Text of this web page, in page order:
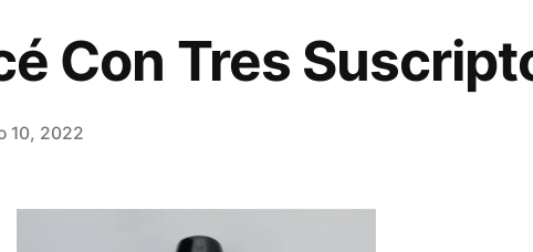
Con Tres
10, 2022